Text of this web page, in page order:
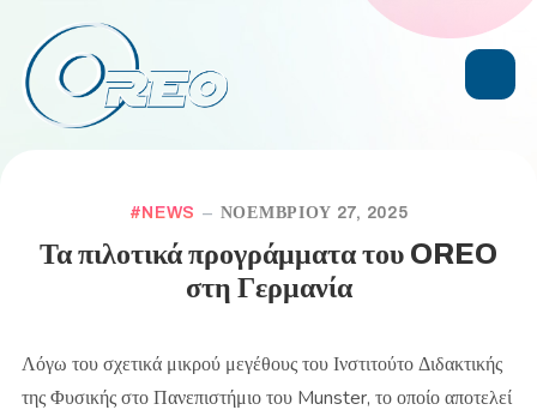
NEWS ΝΟΕΜΒΡΊΟΥ 27, 2025
Τα πιλοτικά προγράμματα του OREO
στη Γερμανία
Λόγω του σχετικά μικρού μεγέθους του Ινστιτούτο Διδακτικής
της Φυσικής στο Πανεπιστήμιο του Munster, το οποίο αποτελεί